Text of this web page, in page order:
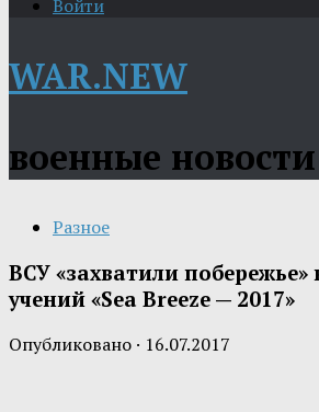
Войти
WAR.NEW
военные новости
Разное
ВСУ «захватили побережье»
учений «Sea Breeze — 2017»
Опубликовано · 16.07.2017